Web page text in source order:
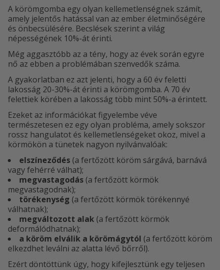
A körömgomba egy olyan kellemetlenségnek számít,
amely jelentős hatással van az ember életminőségére
és önbecsülésére. Becslések szerint a világ
népességének 10%-át érinti.
Még aggasztóbb az a tény, hogy az évek során egyre
nő az ebben a problémában szenvedők száma.
A gyakorlatban ez azt jelenti, hogy a 60 év feletti
lakosság 20-30%-át érinti a körömgomba. A 70 év
felettiek körében a lakosság több mint 50%-a érintett.
Ezeket az információkat figyelembe véve
természetesen ez egy olyan probléma, amely sokszor
rossz hangulatot és kellemetlenségeket okoz, mivel a
körmökön a tünetek nagyon nyilvánvalóak:
elszíneződés (a fertőzött köröm sárgává, barnává
vagy fehérré válhat);
megvastagodás (a fertőzött körmök
megvastagodnak);
törékenység (a fertőzött körmök törékennyé
válhatnak);
megváltozott alak (a fertőzött körmök
deformálódhatnak);
a köröm elválik a körömágytól (a fertőzött köröm
elkezdhet leválni az alatta lévő bőrről).
Ezért döntöttünk úgy, hogy kifejlesztünk egy teljesen